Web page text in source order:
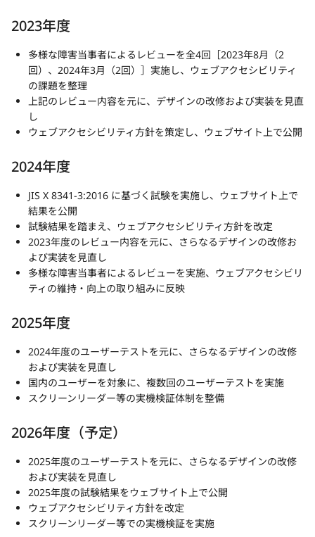
2023年度
多様な障害当事者によるレビューを全4回［2023年8月（2
回）、2024年3月（2回）］実施し、ウェブアクセシビリティ
の課題を整理
上記のレビュー内容を元に、デザインの改修および実装を見直
し
ウェブアクセシビリティ方針を策定し、ウェブサイト上で公開
2024年度
JIS X 8341-3:2016 に基づく試験を実施し、ウェブサイト上で
結果を公開
試験結果を踏まえ、ウェブアクセシビリティ方針を改定
2023年度のレビュー内容を元に、さらなるデザインの改修お
よび実装を見直し
多様な障害当事者によるレビューを実施、ウェブアクセシビリ
ティの維持・向上の取り組みに反映
2025年度
2024年度のユーザーテストを元に、さらなるデザインの改修
および実装を見直し
国内のユーザーを対象に、複数回のユーザーテストを実施
スクリーンリーダー等の実機検証体制を整備
2026年度（予定）
2025年度のユーザーテストを元に、さらなるデザインの改修
および実装を見直し
2025年度の試験結果をウェブサイト上で公開
ウェブアクセシビリティ方針を改定
スクリーンリーダー等での実機検証を実施